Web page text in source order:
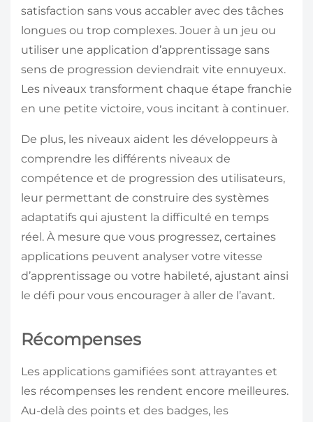
satisfaction sans vous accabler avec des tâches
longues ou trop complexes. Jouer à un jeu ou
utiliser une application d’apprentissage sans
sens de progression deviendrait vite ennuyeux.
Les niveaux transforment chaque étape franchie
en une petite victoire, vous incitant à continuer.
De plus, les niveaux aident les développeurs à
comprendre les différents niveaux de
compétence et de progression des utilisateurs,
leur permettant de construire des systèmes
adaptatifs qui ajustent la difficulté en temps
réel. À mesure que vous progressez, certaines
applications peuvent analyser votre vitesse
d’apprentissage ou votre habileté, ajustant ainsi
le défi pour vous encourager à aller de l’avant.
Récompenses
Les applications gamifiées sont attrayantes et
les récompenses les rendent encore meilleures.
Au-delà des points et des badges, les